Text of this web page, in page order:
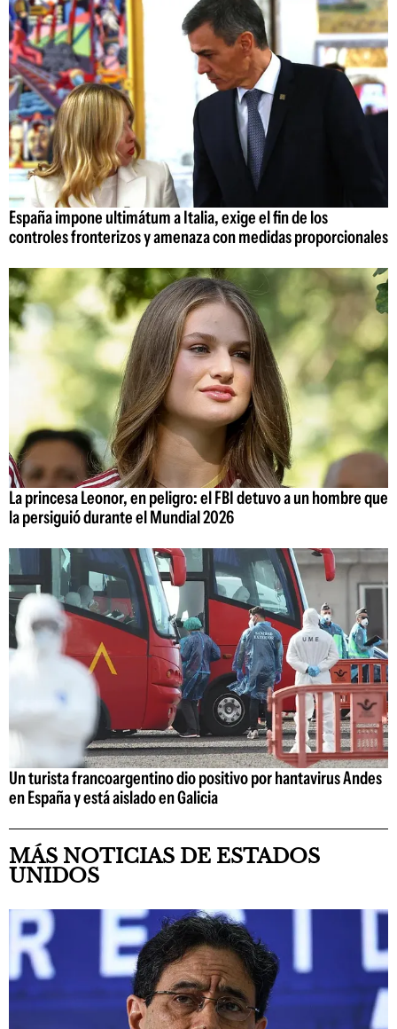
España impone ultimátum a Italia, exige el fin de los
controles fronterizos y amenaza con medidas proporcionales
La princesa Leonor, en peligro: el FBI detuvo a un hombre que
la persiguió durante el Mundial 2026
Un turista francoargentino dio positivo por hantavirus Andes
en España y está aislado en Galicia
MÁS NOTICIAS DE ESTADOS
UNIDOS